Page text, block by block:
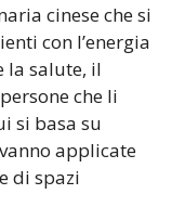
cinese che si
con l’energia
la salute, il
che li
si basa su
applicate
di spazi